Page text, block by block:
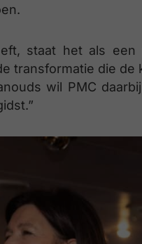
staat het als
transformatie die de
wil PMC